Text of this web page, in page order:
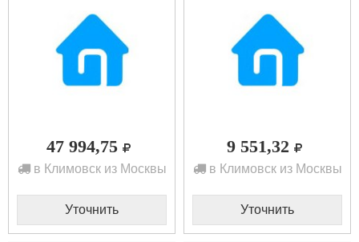
47 994,75
в Климовск из Москвы
Уточнить
9 551,32
в Климовск из Москвы
Уточнить